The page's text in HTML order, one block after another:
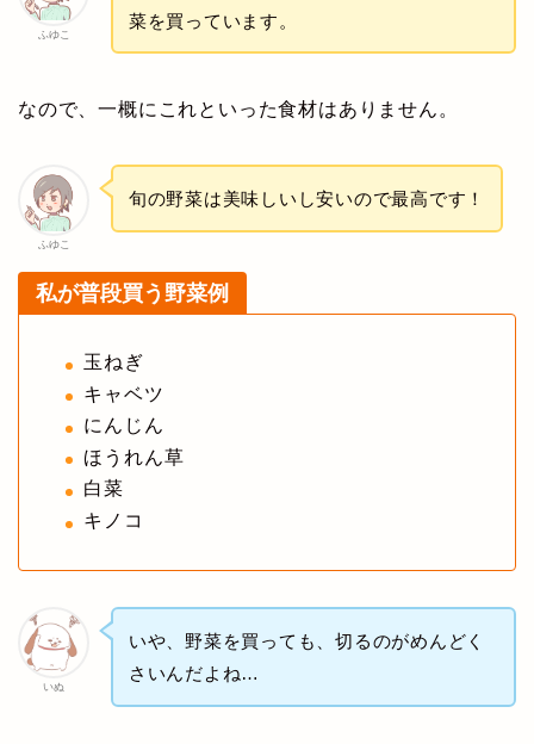
ふゆこ
菜を買っています。
なので、一概にこれといった食材はありません。
ふゆこ
旬の野菜は美味しいし安いので最高です！
私が普段買う野菜例
玉ねぎ
キャベツ
にんじん
ほうれん草
白菜
キノコ
いぬ
いや、野菜を買っても、切るのがめんどく
さいんだよね…